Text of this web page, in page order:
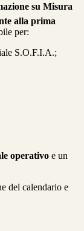
su Misura
alla prima
per:
S.O.F.I.A.;
operativo e un
del calendario e